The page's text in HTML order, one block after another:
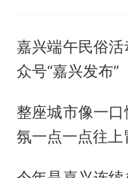
嘉兴端午民俗
众号“嘉兴发布”
整座城市像一
氛一点一点往上